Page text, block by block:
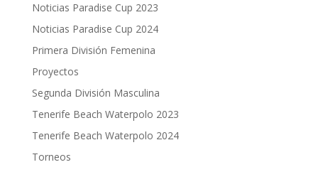
Noticias Paradise Cup 2023
Noticias Paradise Cup 2024
Primera División Femenina
Proyectos
Segunda División Masculina
Tenerife Beach Waterpolo 2023
Tenerife Beach Waterpolo 2024
Torneos